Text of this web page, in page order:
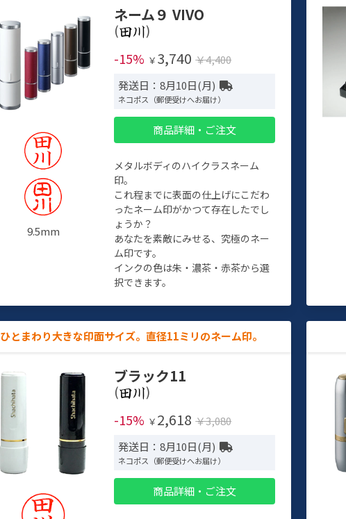
9.5mm
ネーム９ VIVO
(
)
-15% ￥ 3,740 ￥4,400
発送日：8月10日(月)
ネコポス（郵便受けへお届け）
商品詳細・ご注文
メタルボディのハイクラスネーム
印。
これ程までに表面の仕上げにこだわ
ったネーム印がかつて存在したでし
ょうか？
あなたを素敵にみせる、究極のネー
ム印です。
インクの色は朱・濃茶・赤茶から選
択できます。
ひとまわり大きな印面サイズ。直径11ミリのネーム印。
ブラック11
(
)
-15% ￥ 2,618 ￥3,080
発送日：8月10日(月)
ネコポス（郵便受けへお届け）
商品詳細・ご注文